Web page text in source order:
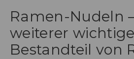
Ramen-Nudeln
weiterer
Bestandteil von